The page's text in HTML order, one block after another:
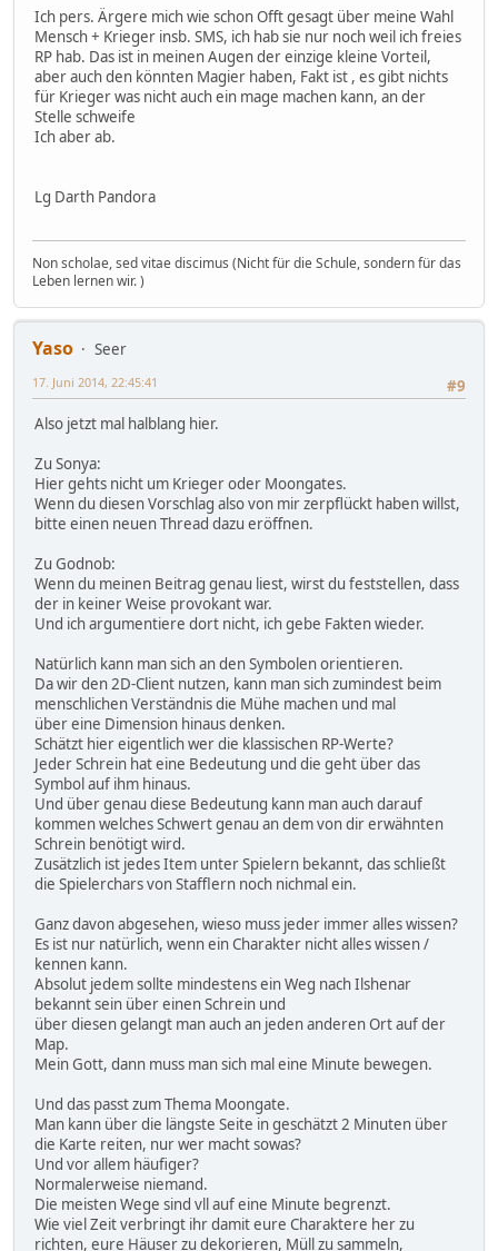
Ich pers. Ärgere mich wie schon Offt gesagt über meine Wahl
Mensch + Krieger insb. SMS, ich hab sie nur noch weil ich freies
RP hab. Das ist in meinen Augen der einzige kleine Vorteil,
aber auch den könnten Magier haben, Fakt ist , es gibt nichts
für Krieger was nicht auch ein mage machen kann, an der
Stelle schweife
Ich aber ab.
Lg Darth Pandora
Non scholae, sed vitae discimus (Nicht für die Schule, sondern für das
Leben lernen wir. )
Yaso
Seer
#9
17. Juni 2014, 22:45:41
Also jetzt mal halblang hier.
Zu Sonya:
Hier gehts nicht um Krieger oder Moongates.
Wenn du diesen Vorschlag also von mir zerpflückt haben willst,
bitte einen neuen Thread dazu eröffnen.
Zu Godnob:
Wenn du meinen Beitrag genau liest, wirst du feststellen, dass
der in keiner Weise provokant war.
Und ich argumentiere dort nicht, ich gebe Fakten wieder.
Natürlich kann man sich an den Symbolen orientieren.
Da wir den 2D-Client nutzen, kann man sich zumindest beim
menschlichen Verständnis die Mühe machen und mal
über eine Dimension hinaus denken.
Schätzt hier eigentlich wer die klassischen RP-Werte?
Jeder Schrein hat eine Bedeutung und die geht über das
Symbol auf ihm hinaus.
Und über genau diese Bedeutung kann man auch darauf
kommen welches Schwert genau an dem von dir erwähnten
Schrein benötigt wird.
Zusätzlich ist jedes Item unter Spielern bekannt, das schließt
die Spielerchars von Stafflern noch nichmal ein.
Ganz davon abgesehen, wieso muss jeder immer alles wissen?
Es ist nur natürlich, wenn ein Charakter nicht alles wissen /
kennen kann.
Absolut jedem sollte mindestens ein Weg nach Ilshenar
bekannt sein über einen Schrein und
über diesen gelangt man auch an jeden anderen Ort auf der
Map.
Mein Gott, dann muss man sich mal eine Minute bewegen.
Und das passt zum Thema Moongate.
Man kann über die längste Seite in geschätzt 2 Minuten über
die Karte reiten, nur wer macht sowas?
Und vor allem häufiger?
Normalerweise niemand.
Die meisten Wege sind vll auf eine Minute begrenzt.
Wie viel Zeit verbringt ihr damit eure Charaktere her zu
richten, eure Häuser zu dekorieren, Müll zu sammeln,